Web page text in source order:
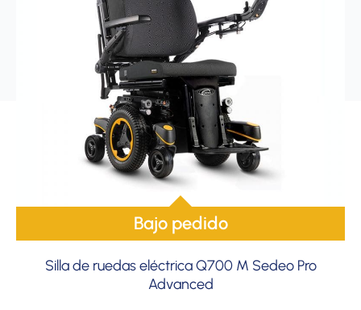
Bajo pedido
Silla de ruedas eléctrica Q700 M Sedeo Pro
Advanced